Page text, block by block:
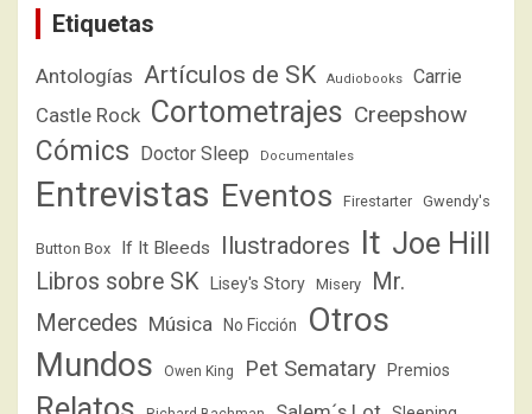
Etiquetas
Antologías Artículos de SK Audiobooks Carrie
Castle Rock Cortometrajes Creepshow
Cómics Doctor Sleep Documentales
Entrevistas Eventos Firestarter Gwendy's
Button Box If It Bleeds Ilustradores It Joe Hill
Libros sobre SK Lisey's Story Misery
Mr.
Mercedes Música No Ficción
Otros
Mundos
Owen King Pet Sematary Premios